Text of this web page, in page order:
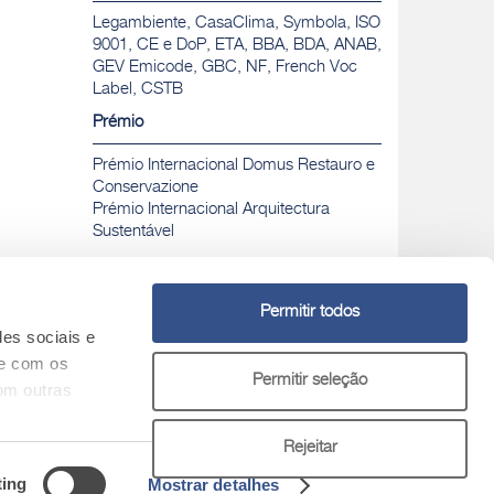
sociais e
com os
outras
Mostrar detalhes
Permitir todos
Permitir seleção
Rejeitar
Legambiente, CasaClima, Symbola, ISO
9001, CE e DoP, ETA, BBA, BDA, ANAB,
GEV Emicode, GBC, NF, French Voc
Label, CSTB
Prémio
Prémio Internacional Domus Restauro e
Conservazione
Prémio Internacional Arquitectura
Sustentável
Chamada para rede fixa nacional gratuita